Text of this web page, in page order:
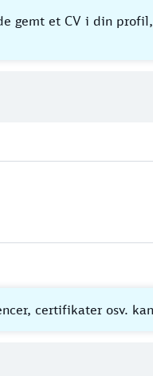
gemt et CV i din
certifikater osv.